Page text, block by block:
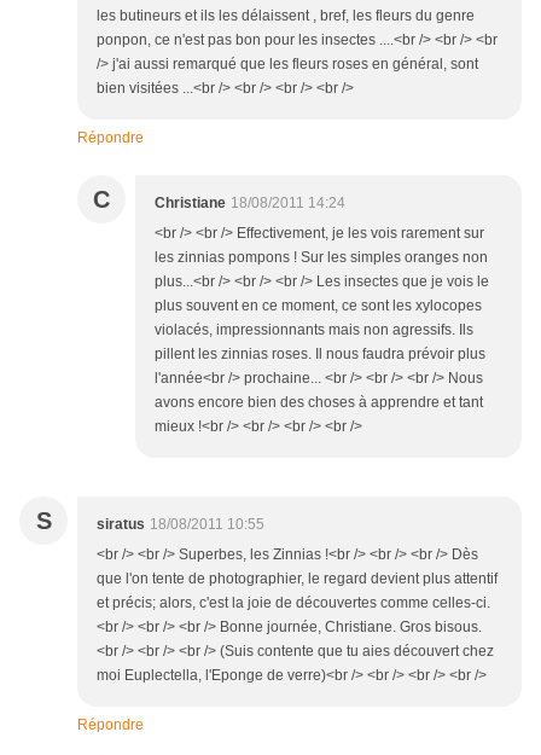
les butineurs et ils les délaissent , bref, les fleurs du genre
ponpon, ce n'est pas bon pour les insectes ....<br /> <br /> <br
/> j'ai aussi remarqué que les fleurs roses en général, sont
bien visitées ...<br /> <br /> <br /> <br />
Répondre
C Christiane 18/08/2011 14:24
<br /> <br /> Effectivement, je les vois rarement sur
les zinnias pompons ! Sur les simples oranges non
plus...<br /> <br /> <br /> Les insectes que je vois le
plus souvent en ce moment, ce sont les xylocopes
violacés, impressionnants mais non agressifs. Ils
pillent les zinnias roses. Il nous faudra prévoir plus
l'année<br /> prochaine... <br /> <br /> <br /> Nous
avons encore bien des choses à apprendre et tant
mieux !<br /> <br /> <br /> <br />
S siratus 18/08/2011 10:55
<br /> <br /> Superbes, les Zinnias !<br /> <br /> <br /> Dès
que l'on tente de photographier, le regard devient plus attentif
et précis; alors, c'est la joie de découvertes comme celles-ci.
<br /> <br /> <br /> Bonne journée, Christiane. Gros bisous.
<br /> <br /> <br /> (Suis contente que tu aies découvert chez
moi Euplectella, l'Eponge de verre)<br /> <br /> <br /> <br />
Répondre